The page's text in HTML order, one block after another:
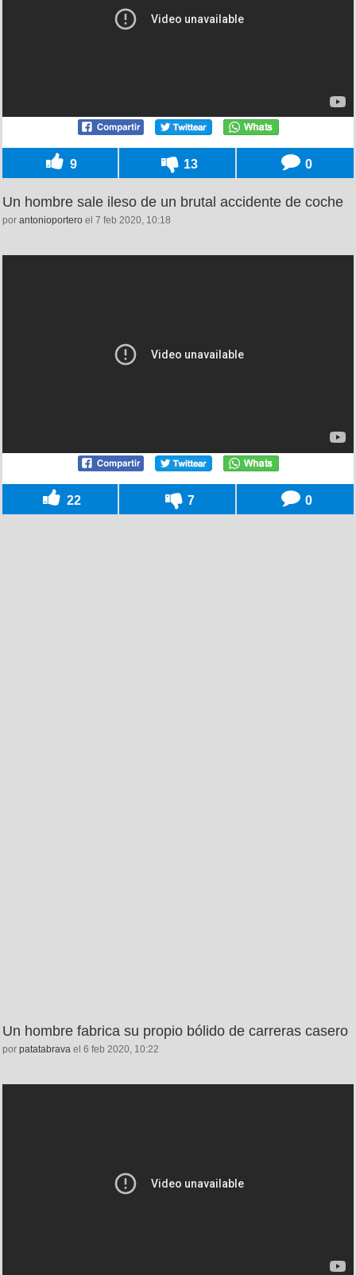
9 13 0
Un hombre sale ileso de un brutal accidente de coche
por antonioportero el 7 feb 2020, 10:18
22 7 0
Un hombre fabrica su propio bólido de carreras casero
por patatabrava el 6 feb 2020, 10:22